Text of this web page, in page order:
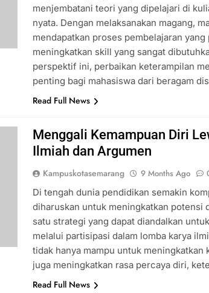
menjembatani teori yang dipelajari di
nyata. Dengan melaksanakan magang,
mendapatkan proses pembelajaran
meningkatkan skill yang sangat
perspektif ini, perbaikan keterampilan
penting bagi mahasiswa dari beragam
Read Full News
Menggali Kemampuan Diri
Ilmiah dan Argumen
Kampuskotasemarang 9 Months Ago
Di tengah dunia pendidikan semakin
diharuskan untuk meningkatkan potensi
satu strategi yang dapat diandalkan
melalui partisipasi dalam lomba karya
tidak hanya mampu untuk meningkatkan
juga meningkatkan rasa percaya diri,
Read Full News